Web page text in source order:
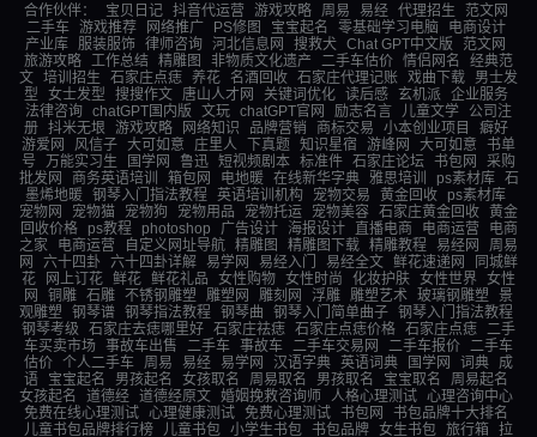
合作伙伴： 宝贝日记 抖音代运营 游戏攻略 周易 易经 代理招生
范文网
二手车
游戏推荐 网络推广 PS修图 宝宝起名 零基础学习电脑
电商设计
产业库
服装服饰 律师咨询 河北信息网 搜救犬 Chat GPT中文版
范文网
旅游攻略
工作总结 精雕图 非物质文化遗产 二手车估价 情侣网名
经典范
文 培训招生 石家庄点痣 养花 名酒回收 石家庄代理记账 戏曲下载
男士发
型
女士发型 搜搜作文 唐山人才网 关键词优化 读后感 玄机派
企业服务
法律咨询 chatGPT国内版 文玩 chatGPT官网 励志名言 儿童文学
公司注
册
抖米无垠 游戏攻略 网络知识 品牌营销 商标交易 小本创业项目
癖好
游爱网
风信子 大可如意 庄里人 下真题 知识星宿 游峰网 大可如意
书单
号
万能实习生 国学网 鲁迅 短视频剧本 标准件 石家庄论坛 书包网
采购
批发网
商务英语培训 箱包网 电地暖 在线新华字典 雅思培训 ps素材库
石
墨烯地暖 钢琴入门指法教程 英语培训机构 宠物交易 黄金回收
ps素材库
宠物网
宠物猫 宠物狗 宠物用品 宠物托运 宠物美容 石家庄黄金回收 黄金
回收价格
ps教程 photoshop 广告设计 海报设计 直播电商 电商运营
电商
之家
电商运营 自定义网址导航 精雕图 精雕图下载 精雕教程 易经网
周易
网
六十四卦 六十四卦详解 易学网 易经入门 易经全文 鲜花速递网
同城鲜
花
网上订花 鲜花 鲜花礼品 女性购物 女性时尚 化妆护肤 女性世界
女性
网
铜雕 石雕 不锈钢雕塑 雕塑网 雕刻网 浮雕 雕塑艺术 玻璃钢雕塑
景
观雕塑
钢琴谱 钢琴指法教程 钢琴曲 钢琴入门简单曲子
钢琴入门指法教程
钢琴考级
石家庄去痣哪里好 石家庄祛痣 石家庄点痣价格 石家庄点痣
二手
车买卖市场
事故车出售 二手车 事故车 二手车交易网 二手车报价
二手车
估价 个人二手车 周易 易经 易学网 汉语字典 英语词典 国学网 词典
成
语
宝宝起名 男孩起名 女孩取名 周易取名 男孩取名 宝宝取名
周易起名
女孩起名
道德经 道德经原文 婚姻挽救咨询师 人格心理测试
心理咨询中心
免费在线心理测试
心理健康测试 免费心理测试 书包网
书包品牌十大排名
儿童书包品牌排行榜
儿童书包 小学生书包 书包品牌 女生书包 旅行箱 拉